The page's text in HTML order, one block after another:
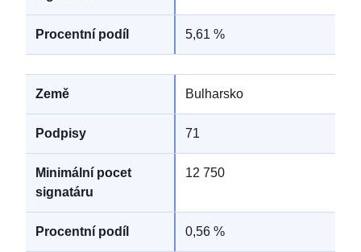
5,61 %
Bulharsko
71
12 750
0,56 %